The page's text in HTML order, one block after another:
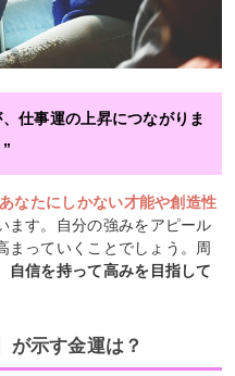
仕事運の上昇につながりま
あなたにしかない才能や創造性
ます。自分の強みをアピール
まっていくことでしょう。周
自信を持って高みを目指して
が示す金運は？